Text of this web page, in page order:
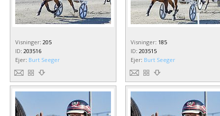
Visninger: 205
ID: 203516
Ejer: Burt Seeger
Visninger: 185
ID: 203515
Ejer: Burt Seeger